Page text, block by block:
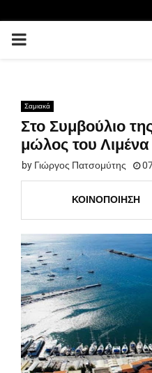
PRIMARY
Σαμιακά
Στο Συμβούλιο
μώλος του
by Γιώργος Πατσομύτης
ΚΟΙΝΟΠΟΊΗΣΗ